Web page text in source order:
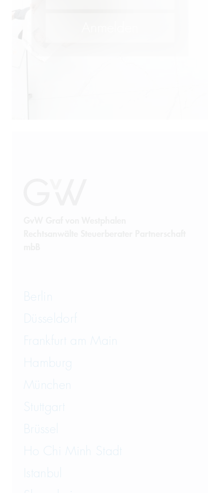
Berlin
Düsseldorf
Frankfurt am Main
Hamburg
München
Stuttgart
Brüssel
Ho Chi Minh Stadt
Istanbul